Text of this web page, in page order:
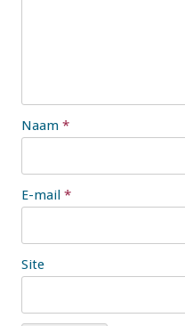
Naam *
E-mail *
Site